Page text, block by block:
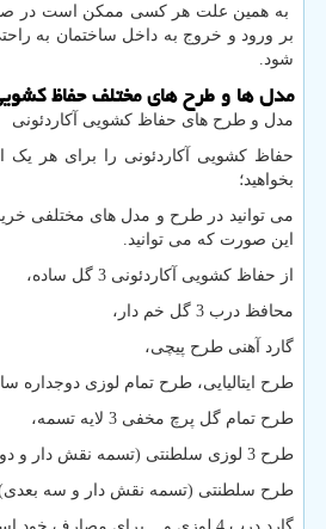
به همین علت هر کسی ممکن است در
بر ورود و خروج به داخل ساختمان به
شود.
مدل ها و طرح های مختلف حفاظ
مدل و طرح های حفاظ کشویی آکاردئونی
حفاظ کشویی آکاردئونی را برای هر یک
بخواهید؛
می توانید در طرح و مدل های مختلفی
این صورت که می توانید.
از حفاظ کشویی آکاردئونی 3 گل ساده،
محافظ درب 3 گل خم دار،
گارد آهنی طرح پیچی،
طرح ایتالیایی، طرح تمام لوزی دوجداره
طرح تمام گل پرچ مخفی 3 لایه تسمه،
طرح 3 لوزی سلطنتی (تسمه نقش دار و دوجداره)،
طرح سلطنتی (تسمه نقش دار و سه
گارد درب 4 لوزی و... برای مصارف خود استفاده کنید.